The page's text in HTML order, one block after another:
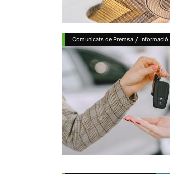
Comunicats de Premsa / Informació